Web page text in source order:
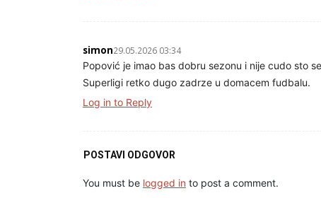
simon29.05.2026 03:34
Popović je imao bas dobru sezonu i nije cudo sto
Superligi retko dugo zadrze u domacem fudbalu.
Log in to Reply
POSTAVI ODGOVOR
You must be logged in to post a comment.